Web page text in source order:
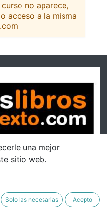
no aparece,
acceso a la misma
una mejor
sitio web.
Solo las necesarias Acepto